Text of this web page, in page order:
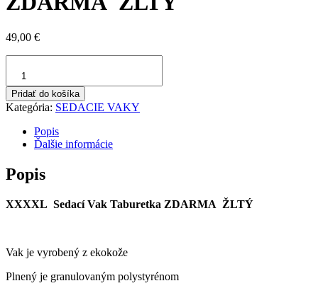
49,00 €
XXXXL
Sedací
Vak
Taburetka
ŽLTÝ
Pridať do košíka
Kategória: SEDACIE VAKY
Popis
Ďalšie informácie
Popis
XXXXL Sedací Vak Taburetka ZDARMA ŽLTÝ
Vak je vyrobený z ekokože
Plnený je granulovaným polystyrénom